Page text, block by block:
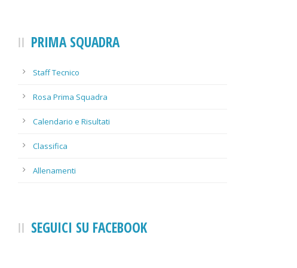
PRIMA SQUADRA
Staff Tecnico
Rosa Prima Squadra
Calendario e Risultati
Classifica
Allenamenti
SEGUICI SU FACEBOOK